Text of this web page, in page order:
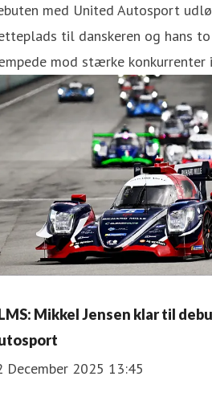
med United Autosport
til danskeren og hans
mod stærke konkurrenter
Mikkel Jensen klar til
December 2025 13:45